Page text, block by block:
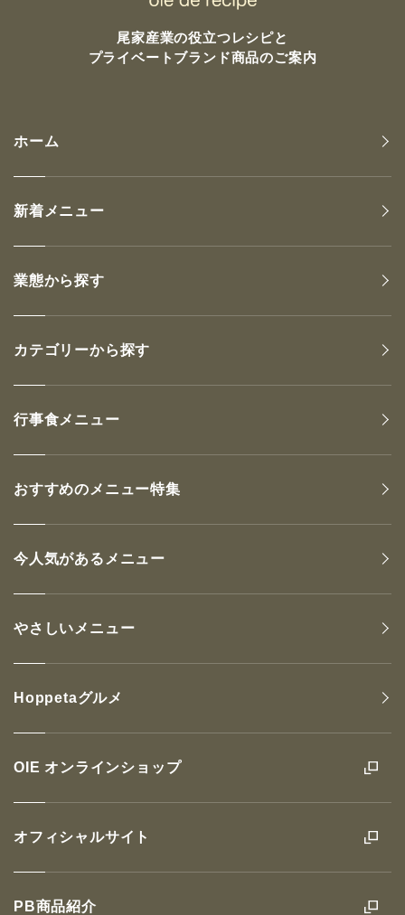
尾家産業の役立つレシピと
プライベートブランド商品のご案内
OIE オンラインショップ
オフィシャルサイト
PB商品紹介
ホーム
新着メニュー
業態から探す
カテゴリーから探す
行事食メニュー
おすすめのメニュー特集
今人気があるメニュー
やさしいメニュー
Hoppetaグルメ